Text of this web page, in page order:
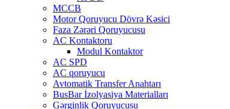
MCCB
Motor Qoruyucu Dövrə Kəsici
Faza Zərəri Qoruyucusu
AC Kontaktoru
Modul Kontaktor
AC SPD
AC qoruyucu
Avtomatik Transfer Anahtarı
BusBar İzolyasiya Materialları
Gərginlik Qoruyucusu